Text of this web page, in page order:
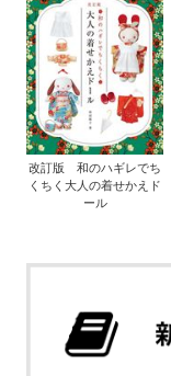
改訂版 和のハギレでち
くちく大人の着せかえド
ール